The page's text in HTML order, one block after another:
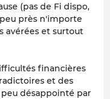
(pas de Fi dispo,
près n'importe
avérées et surtout
financières
et des
peu désappointé par